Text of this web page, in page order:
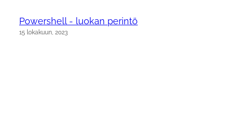
Powershell - luokan perintö
15 lokakuun, 2023